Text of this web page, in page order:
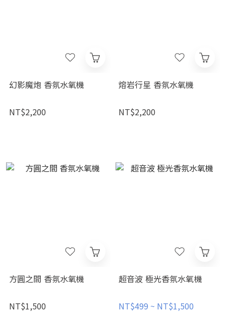
幻影魔炮 香氛水氧機
NT$2,200
熔岩行星 香氛水氧機
NT$2,200
方圓之間 香氛水氧機
NT$1,500
超音波 極光香氛水氧機
NT$499 ~ NT$1,500